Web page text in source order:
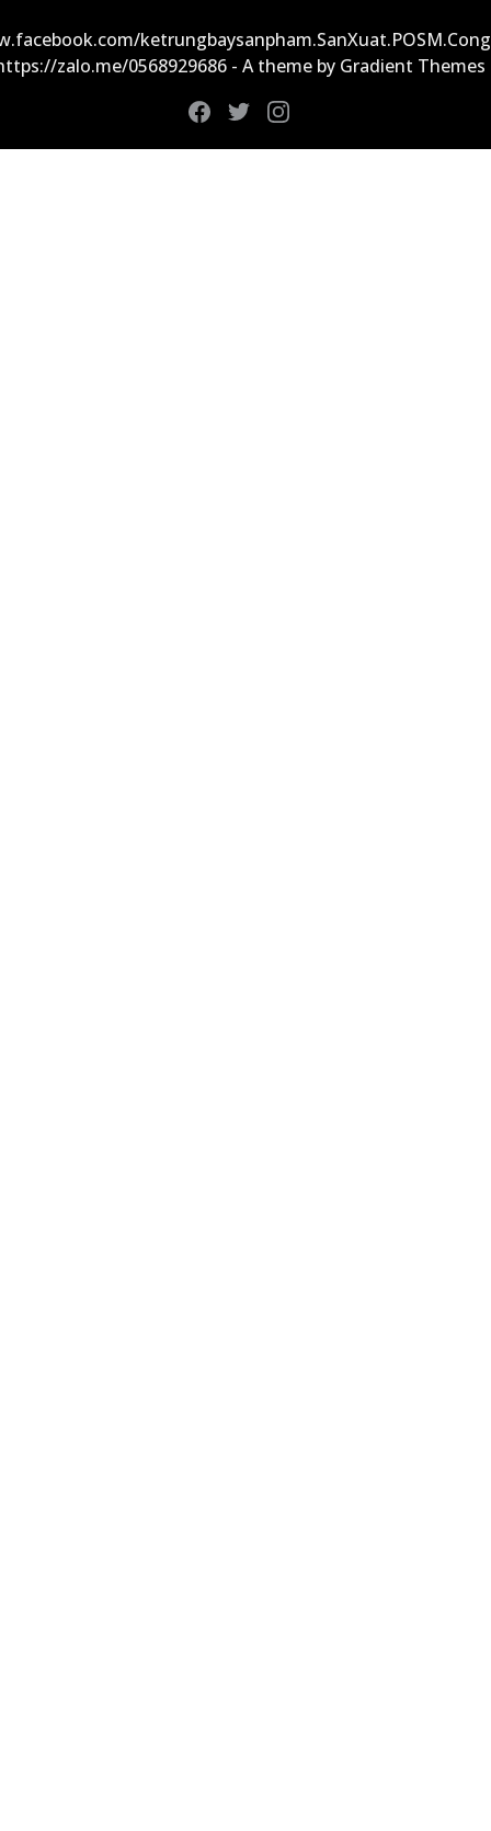
zalo.me/0568929686 - A theme by Gradient